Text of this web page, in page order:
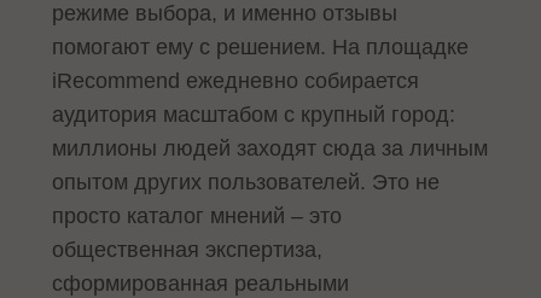
режиме выбора, и именно отзывы
помогают ему с решением. На площадке
iRecommend ежедневно собирается
аудитория масштабом с крупный город:
миллионы людей заходят сюда за личным
опытом других пользователей. Это не
просто каталог мнений – это
общественная экспертиза,
сформированная реальными